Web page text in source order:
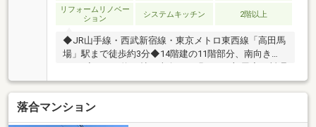
リフォームリノベー
ション
システムキッチン 2階以上
◆JR山手線・西武新宿線・東京メトロ東西線「高田馬
場」駅まで徒歩約3分◆14階建の11階部分、南向き
に集中できる壁付けタイプのキッチン◆浄水器付きの
システムキッチン◆家事の時短も助けてくれる食洗機
付き◆洋室2室ともクローゼットあり◆2024年大規模
修繕工事実施済み◆「落合第四小学校」「落合中学
落合マンション